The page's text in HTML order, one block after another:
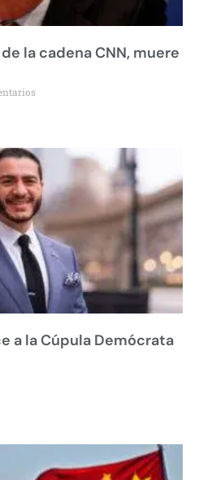
la cadena CNN, muere
a la Cúpula Demócrata